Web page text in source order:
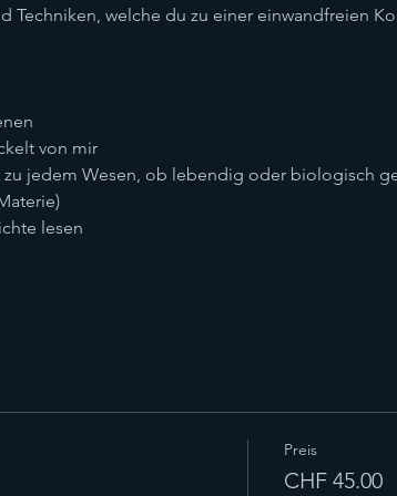
Techniken, welche du zu einer einwandfreien
von mir
jedem Wesen, ob lebendig oder biologisch
lesen
Preis
CHF 45.00